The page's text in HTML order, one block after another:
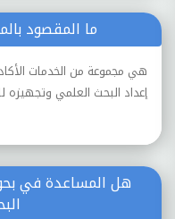
ما المقصود
هي مجموعة من الخدمات
إعداد البحث العلمي وتجهيزه
هل المساعدة في